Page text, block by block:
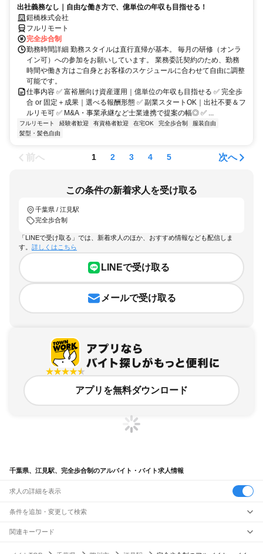
出社義務なし｜自由な働き方で、億単位の年収も目指せる！
鎧橋株式会社
フルリモート
完全歩合制
勤務時間詳細 勤務スタイルは直行直帰が基本。 毎月の研修（オンラ
イン可）への参加をお願いしています。 業務委託契約のため、勤務
時間や働き方はご自身とお客様のスケジュールに合わせて自由に調整
可能です。
仕事内容 ✅ 富裕層向け資産運用｜億単位の年収も目指せる ✅ 完全歩
合 or 固定＋成果｜選べる報酬形態 ✅ 副業スタートOK｜出社不要＆フ
ルリモ可 ✅ M&A・事業承継など士業連携で提案の幅◎ ✅ ...
フルリモート 経験者歓迎 有資格者歓迎 在宅OK 完全歩合制
服装自由
髪型・髪色自由
前へ 1 2 3 4 5 次へ
この条件の新着求人を受け取る
千葉県 / 江見駅
完全歩合制
「LINEで受け取る」では、新着求人のほか、おすすめ情報なども配信しま
す。 詳しくはこちら
LINEで受け取る
メールで受け取る
アプリを無料ダウンロード
千葉県、江見駅、完全歩合制のアルバイト・バイト求人情報
求人の詳細を表示
条件を追加・変更して検索
市区町村を追加・変更
駅を追加・変更
関連キーワード